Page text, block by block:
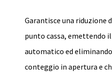
Garantisce una riduzione
punto cassa, emettendo
automatico ed
conteggio in apertura e